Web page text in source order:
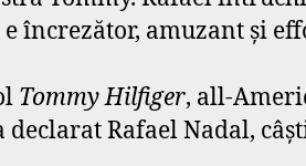
amuzant şi
Tommy Hilfiger, all-
Rafael Nadal,